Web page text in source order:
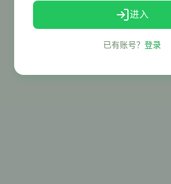
进入
已有账号？ 登录